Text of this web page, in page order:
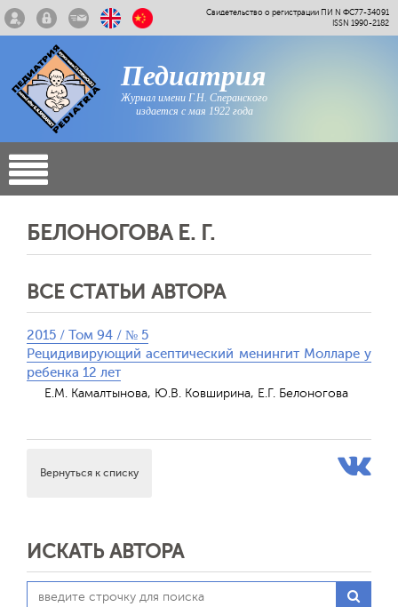
Свидетельство о регистрации ПИ N ФС77-34091
ISSN 1990-2182
Педиатрия
Журнал имени Г.Н. Сперанского
издается с мая 1922 года
БЕЛОНОГОВА Е. Г.
ВСЕ СТАТЬИ АВТОРА
2015 / Том 94 / № 5
Рецидивирующий асептический менингит Молларе у
ребенка 12 лет
Е.М. Камалтынова, Ю.В. Ковширина, Е.Г. Белоногова
Вернуться к списку
ИСКАТЬ АВТОРА